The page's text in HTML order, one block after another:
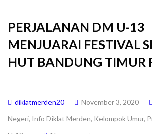
PERJALANAN DM U-13
MENJUARAI FESTIVAL
HUT BANDUNG TIMUR
diklatmerden20 November 3, 2020
Negeri, Info Diklat Merden, Kelompok Umur,